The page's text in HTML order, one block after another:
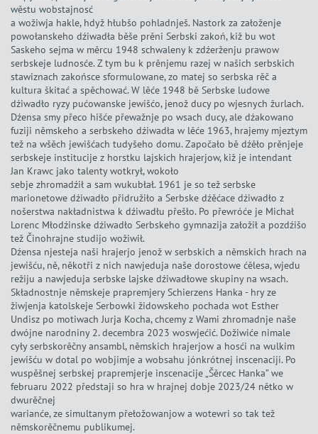
wěstu wobstajnosć
a wožiwja hakle, hdyž hłubšo pohladnješ. Nastork za załoženje
powołanskeho dźiwadła běše prěni Serbski zakoń, kiž bu wot
Saskeho sejma w měrcu 1948 schwaleny k zdźerženju prawow
serbskeje ludnosće. Z tym bu k prěnjemu razej w našich serbskich
stawiznach zakońsce sformulowane, zo matej so serbska rěč a
kultura škitać a spěchować. W lěće 1948 bě Serbske ludowe
dźiwadło ryzy pućowanske jewišćo, jenož ducy po wjesnych žurlach.
Dźensa smy přeco hišće přewažnje po wsach ducy, ale dźakowano
fuziji němskeho a serbskeho dźiwadła w lěće 1963, hrajemy mjeztym
tež na wšěch jewišćach tudyšeho domu. Započało bě dźěło prěnjeje
serbskeje institucije z horstku lajskich hrajerjow, kiž je intendant
Jan Krawc jako talenty wotkrył, wokoło
sebje zhromadźił a sam wukubłał. 1961 je so tež serbske
marionetowe dźiwadło přidružiło a Serbske dźěćace dźiwadło z
nošerstwa nakładnistwa k dźiwadłu přešło. Po přewróće je Michał
Lorenc Młodźinske dźiwadło Serbskeho gymnazija załožił a pozdźišo
tež Činohrajne studijo wožiwił.
Dźensa njesteja naši hrajerjo jenož w serbskich a němskich hrach na
jewišću, ně, někotři z nich nawjeduja naše dorostowe ćělesa, wjedu
režiju a nawjeduja serbske lajske dźiwadłowe skupiny na wsach.
Składnostnje němskeje prapremjery Schierzens Hanka - hry ze
žiwjenja katolskeje Serbowki židowskeho pochada wot Esther
Undisz po motiwach Jurja Kocha, chcemy z Wami zhromadnje naše
dwójne narodniny 2. decembra 2023 woswjećić. Dožiwiće nimale
cyły serbskorěčny ansambl, němskich hrajerjow a hosći na wulkim
jewišću w dotal po wobjimje a wobsahu jónkrótnej inscenaciji. Po
wuspěšnej serbskej prapremjerje inscenacije „Šěrcec Hanka” we
februaru 2022 předstaji so hra w hrajnej dobje 2023/24 nětko w
dwurěčnej
warianće, ze simultanym přełožowanjow a wotewri so tak tež
němskorěčnemu publikumej.